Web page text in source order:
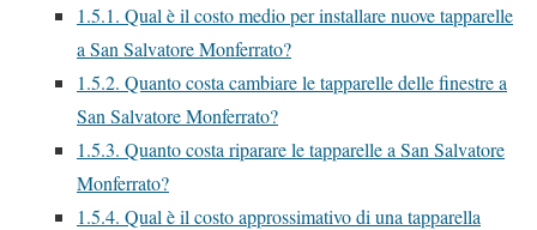
1.5.1. Qual è il costo medio per installare nuove tapparelle
a San Salvatore Monferrato?
1.5.2. Quanto costa cambiare le tapparelle delle finestre a
San Salvatore Monferrato?
1.5.3. Quanto costa riparare le tapparelle a San Salvatore
Monferrato?
1.5.4. Qual è il costo approssimativo di una tapparella